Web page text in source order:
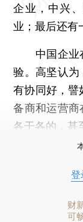
企业，中兴
业；最后还有
中国企业在
验。高坚认
有协同好，譬
备商和运营
各干各的，甚
登
财
可